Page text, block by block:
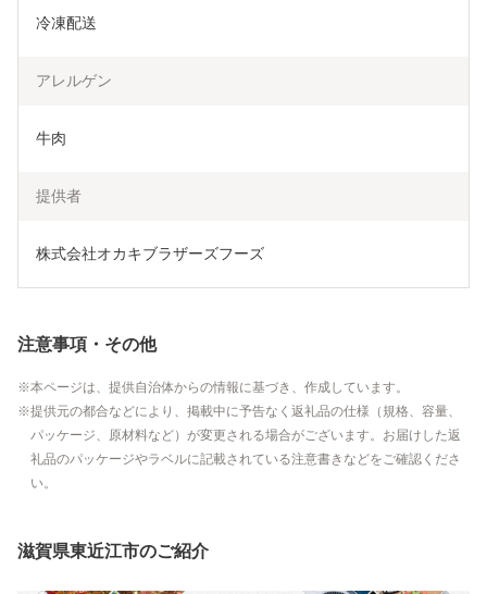
冷凍配送
アレルゲン
牛肉
提供者
株式会社オカキブラザーズフーズ
注意事項・その他
本ページは、提供自治体からの情報に基づき、作成しています。
提供元の都合などにより、掲載中に予告なく返礼品の仕様（規格、容量、
パッケージ、原材料など）が変更される場合がございます。お届けした返
礼品のパッケージやラベルに記載されている注意書きなどをご確認くださ
い。
滋賀県東近江市のご紹介